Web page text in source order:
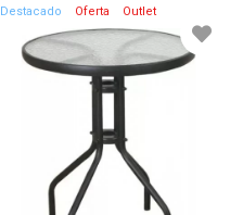
Destacado Oferta Outlet